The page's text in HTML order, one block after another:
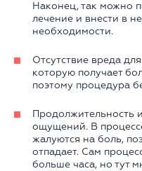
Наконец, так можно
лечение и внести в
необходимости.
Отсутствие вреда
которую получает
поэтому процедура
Продолжительность
ощущений. В
жалуются на боль,
отпадает. Сам
больше часа, но тут